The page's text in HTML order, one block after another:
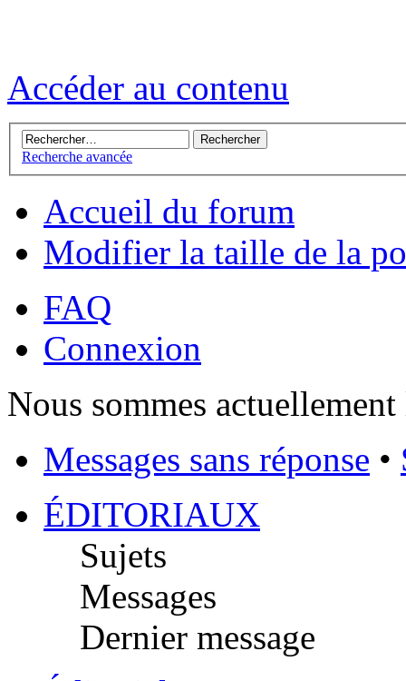
Accéder au contenu
Recherche avancée
Accueil du forum
Modifier la taille de la
FAQ
Connexion
Nous sommes
Messages sans réponse •
ÉDITORIAUX
Sujets
Messages
Dernier message